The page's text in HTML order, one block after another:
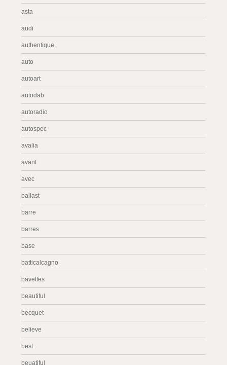
asta
audi
authentique
auto
autoart
autodab
autoradio
autospec
avalia
avant
avec
ballast
barre
barres
base
batticalcagno
bavettes
beautiful
becquet
believe
best
beuatiful